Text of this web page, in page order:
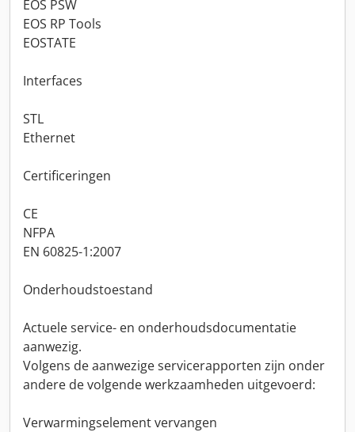
EOS PSW
EOS RP Tools
EOSTATE
Interfaces
STL
Ethernet
Certificeringen
CE
NFPA
EN 60825-1:2007
Onderhoudstoestand
Actuele service- en onderhoudsdocumentatie
aanwezig.
Volgens de aanwezige servicerapporten zijn onder
andere de volgende werkzaamheden uitgevoerd:
Verwarmingselement vervangen